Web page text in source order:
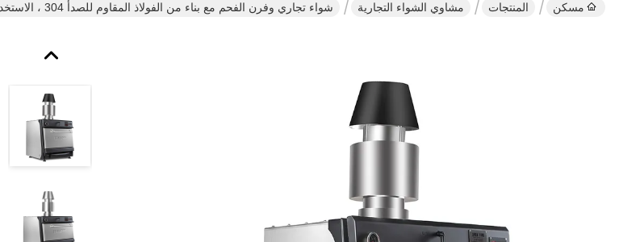
مسكن المنتجات مشاوي الشواء التجارية شواء تجاري وفرن الفحم مع بناء من الفولاذ المقاوم للصدأ 304 ، الاستخدام متعدد الوظائف ودرجة حرارة الطهي 300-600 درجة مئوية